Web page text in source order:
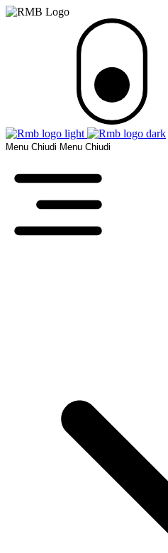
Menu Chiudi Menu Chiudi